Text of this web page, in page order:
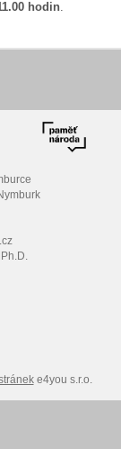
hodin.
e4you s.r.o.